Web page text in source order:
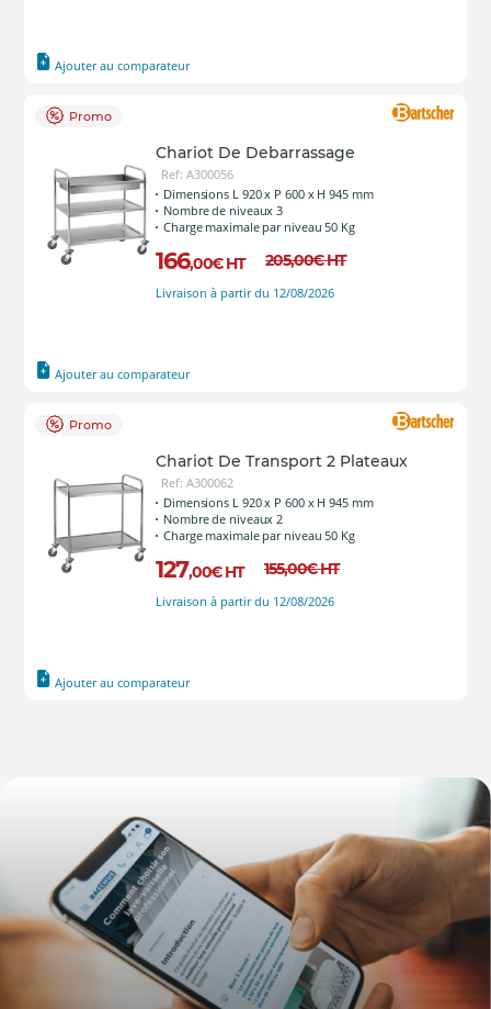
Ajouter au comparateur
Promo
Chariot De Debarrassage
Ref: A300056
Dimensions L 920 x P 600 x H 945 mm
Nombre de niveaux 3
Charge maximale par niveau 50 Kg
166,00€ HT 205,00€HT
Livraison à partir du 12/08/2026
Ajouter au comparateur
Promo
Chariot De Transport 2 Plateaux
Ref: A300062
Dimensions L 920 x P 600 x H 945 mm
Nombre de niveaux 2
Charge maximale par niveau 50 Kg
127,00€ HT 155,00€HT
Livraison à partir du 12/08/2026
Ajouter au comparateur